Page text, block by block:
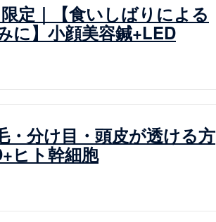
限定｜【食いしばりによる
に】小顔美容鍼+LED
・分け目・頭皮が透ける方
ヒト幹細胞